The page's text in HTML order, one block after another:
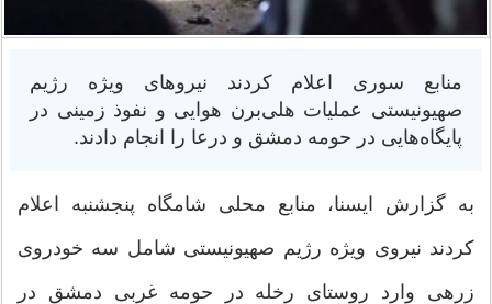
منابع سوری اعلام کردند نیروهای ویژه رژیم
صهیونیستی عملیات هلی‌برن هوایی و نفوذ زمینی در
پایگاه‌هایی در حومه دمشق و درعا را انجام دادند.
به گزارش ایسنا، منابع محلی شامگاه پنجشنبه اعلام
کردند نیروی ویژه رژیم صهیونیستی شامل سه خودروی
زرهی وارد روستای رخله در حومه غربی دمشق در